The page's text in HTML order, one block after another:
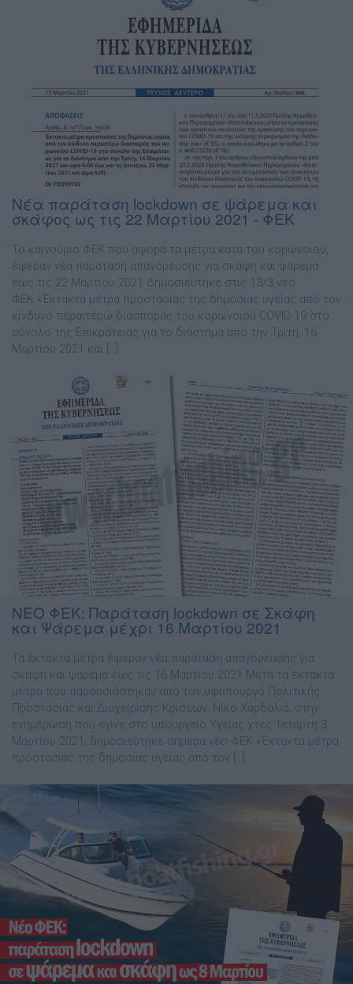
Νέα παράταση lockdown σε ψάρεμα και
σκάφος ως τις 22 Μαρτίου 2021 - ΦΕΚ
To καινούριο ΦΕΚ που αφορά τα μέτρα κατά του κορωνοϊού,
έφεραν νέα παράταση απαγόρευσης για σκάφη και ψάρεμα
έως τις 22 Μαρτίου 2021 Δημοσιεύτηκε στις 13/3 νέο
ΦΕΚ «Έκτακτα μέτρα προστασίας της δημόσιας υγείας από τον
κίνδυνο περαιτέρω διασποράς του κορωνοϊού COVID-19 στο
σύνολο της Επικράτειας για το διάστημα από την Τρίτη, 16
Μαρτίου 2021 και […]
ΝΕΟ ΦΕΚ: Παράταση lockdown σε Σκάφη
και Ψάρεμα μέχρι 16 Μαρτίου 2021
Τα έκτακτα μέτρα έφεραν νέα παράταση απαγόρευσης για
σκάφη και ψάρεμα έως τις 16 Μαρτίου 2021 Μετά τα έκτακτα
μέτρα που παρουσιάστηκαν από τον υφυπουργό Πολιτικής
Προστασίας και Διαχείρισης Κρίσεων, Νίκο Χαρδαλιά, στην
ενημέρωση που έγινε στο υπουργείο Υγείας χτες Τετάρτη 3
Μαρτίου 2021, δημοσιεύτηκε σήμερα νέο ΦΕΚ «Έκτακτα μέτρα
προστασίας της δημόσιας υγείας από τον […]